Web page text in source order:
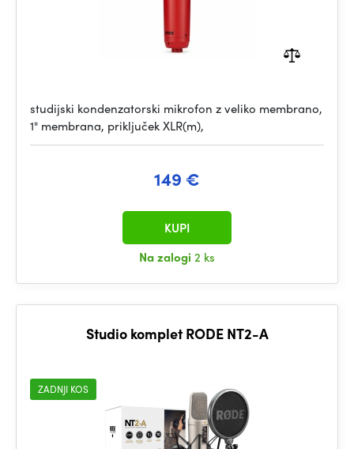
studijski kondenzatorski mikrofon z veliko membrano,
1" membrana, priključek XLR(m),
149 €
Na zalogi 2 ks
KUPI
Studio komplet RODE NT2-A
ZADNJI KOS